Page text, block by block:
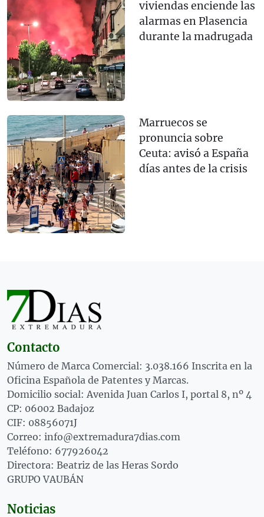
viviendas enciende las
alarmas en Plasencia
durante la madrugada
Marruecos se
pronuncia sobre
Ceuta: avisó a España
días antes de la crisis
Contacto
Número de Marca Comercial: 3.038.166 Inscrita en la
Oficina Española de Patentes y Marcas.
Domicilio social: Avenida Juan Carlos I, portal 8, nº 4
CP: 06002 Badajoz
CIF: 08856071J
Correo: info@extremadura7dias.com
Teléfono: 677926042
Directora: Beatriz de las Heras Sordo
GRUPO VAUBÁN
Noticias